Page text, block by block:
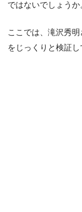
ではないでしょうか
ここでは、滝沢秀
をじっくりと検証し